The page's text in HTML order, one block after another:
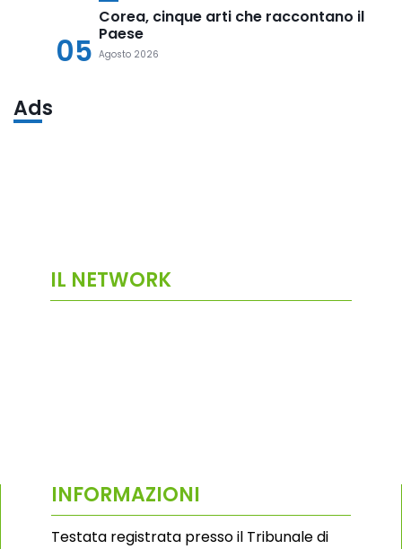
05
Corea, cinque arti che raccontano il
Paese
Agosto 2026
Ads
IL NETWORK
INFORMAZIONI
Testata registrata presso il Tribunale di